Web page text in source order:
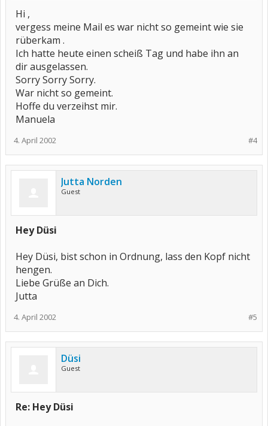
Hi ,
vergess meine Mail es war nicht so gemeint wie sie
rüberkam .
Ich hatte heute einen scheiß Tag und habe ihn an
dir ausgelassen.
Sorry Sorry Sorry.
War nicht so gemeint.
Hoffe du verzeihst mir.
Manuela
#4
4. April 2002
Jutta Norden
Guest
Hey Düsi
Hey Düsi, bist schon in Ordnung, lass den Kopf nicht
hengen.
Liebe Grüße an Dich.
Jutta
#5
4. April 2002
Düsi
Guest
Re: Hey Düsi